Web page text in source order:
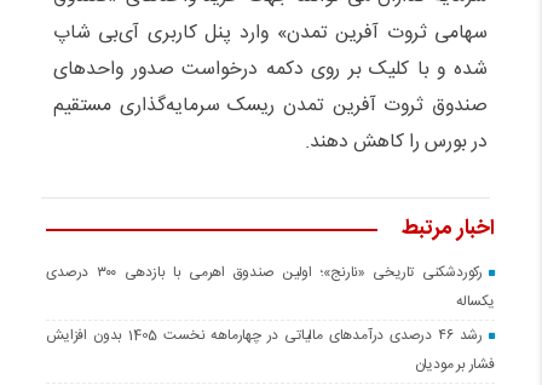
سهامی ثروت آفرین تمدن» وارد پنل کاربری آی‌بی شاپ
شده و با کلیک بر روی دکمه درخواست صدور واحدهای
صندوق ثروت آفرین تمدن ریسک سرمایه‌گذاری مستقیم
در بورس را کاهش دهند.
اخبار مرتبط
رکوردشکنی تاریخی «نارنج»؛ اولین صندوق اهرمی با بازدهی ۳۰۰ درصدی
یکساله
رشد ۴۶ درصدی درآمدهای مالیاتی در چهارماهه نخست 1405 بدون افزایش
فشار بر مودیان